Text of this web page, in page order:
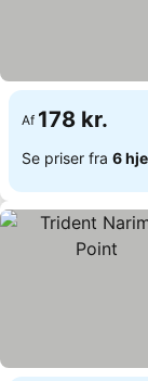
Af 178 kr.
Se priser fra 6